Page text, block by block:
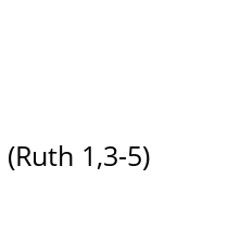
(Ruth 1,3-5)